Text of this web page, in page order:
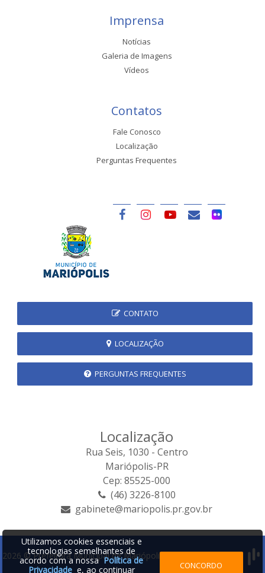
Imprensa
Notícias
Galeria de Imagens
Vídeos
Contatos
Fale Conosco
Localização
Perguntas Frequentes
CONTATO
LOCALIZAÇÃO
PERGUNTAS FREQUENTES
Localização
Rua Seis, 1030 - Centro
Mariópolis-PR
Cep: 85525-000
(46) 3226-8100
gabinete@mariopolis.pr.gov.br
2026 © Prefeitura Municipal de Mariópolis | Desenvolvido por:
Utilizamos cookies essenciais e
tecnologias semelhantes de
acordo com a nossaPolítica de
Privacidadee, ao continuar CONCORDO